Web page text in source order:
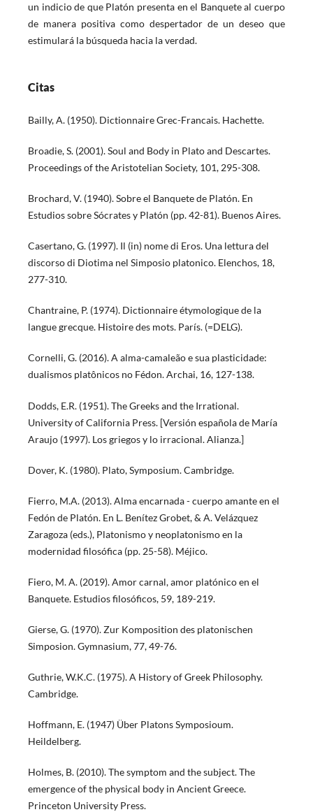
un indicio de que Platón presenta en el Banquete al cuerpo
de manera positiva como despertador de un deseo que
estimulará la búsqueda hacia la verdad.
Citas
Bailly, A. (1950). Dictionnaire Grec-Francais. Hachette.
Broadie, S. (2001). Soul and Body in Plato and Descartes.
Proceedings of the Aristotelian Society, 101, 295-308.
Brochard, V. (1940). Sobre el Banquete de Platón. En
Estudios sobre Sócrates y Platón (pp. 42-81). Buenos Aires.
Casertano, G. (1997). Il (in) nome di Eros. Una lettura del
discorso di Diotima nel Simposio platonico. Elenchos, 18,
277-310.
Chantraine, P. (1974). Dictionnaire étymologique de la
langue grecque. Histoire des mots. París. (=DELG).
Cornelli, G. (2016). A alma-camaleão e sua plasticidade:
dualismos platônicos no Fédon. Archai, 16, 127-138.
Dodds, E.R. (1951). The Greeks and the Irrational.
University of California Press. [Versión española de María
Araujo (1997). Los griegos y lo irracional. Alianza.]
Dover, K. (1980). Plato, Symposium. Cambridge.
Fierro, M.A. (2013). Alma encarnada - cuerpo amante en el
Fedón de Platón. En L. Benítez Grobet, & A. Velázquez
Zaragoza (eds.), Platonismo y neoplatonismo en la
modernidad filosófica (pp. 25-58). Méjico.
Fiero, M. A. (2019). Amor carnal, amor platónico en el
Banquete. Estudios filosóficos, 59, 189-219.
Gierse, G. (1970). Zur Komposition des platonischen
Simposion. Gymnasium, 77, 49-76.
Guthrie, W.K.C. (1975). A History of Greek Philosophy.
Cambridge.
Hoffmann, E. (1947) Über Platons Symposioum.
Heildelberg.
Holmes, B. (2010). The symptom and the subject. The
emergence of the physical body in Ancient Greece.
Princeton University Press.